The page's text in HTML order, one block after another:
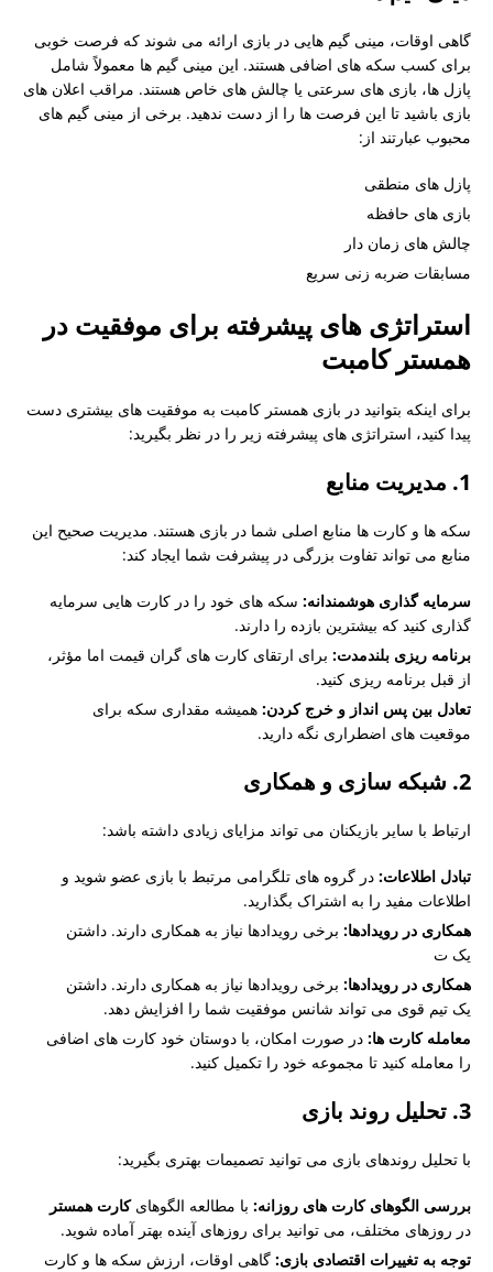
گاهی اوقات، مینی گیم هایی در بازی ارائه می شوند که فرصت خوبی
برای کسب سکه های اضافی هستند. این مینی گیم ها معمولاً شامل
پازل ها، بازی های سرعتی یا چالش های خاص هستند. مراقب اعلان های
بازی باشید تا این فرصت ها را از دست ندهید. برخی از مینی گیم های
محبوب عبارتند از:
پازل های منطقی
بازی های حافظه
چالش های زمان دار
مسابقات ضربه زنی سریع
استراتژی های پیشرفته برای موفقیت در
همستر کامبت
برای اینکه بتوانید در بازی همستر کامبت به موفقیت های بیشتری دست
پیدا کنید، استراتژی های پیشرفته زیر را در نظر بگیرید:
1. مدیریت منابع
سکه ها و کارت ها منابع اصلی شما در بازی هستند. مدیریت صحیح این
منابع می تواند تفاوت بزرگی در پیشرفت شما ایجاد کند:
سرمایه گذاری هوشمندانه: سکه های خود را در کارت هایی سرمایه
گذاری کنید که بیشترین بازده را دارند.
برنامه ریزی بلندمدت: برای ارتقای کارت های گران قیمت اما مؤثر،
از قبل برنامه ریزی کنید.
تعادل بین پس انداز و خرج کردن: همیشه مقداری سکه برای
موقعیت های اضطراری نگه دارید.
2. شبکه سازی و همکاری
ارتباط با سایر بازیکنان می تواند مزایای زیادی داشته باشد:
تبادل اطلاعات: در گروه های تلگرامی مرتبط با بازی عضو شوید و
اطلاعات مفید را به اشتراک بگذارید.
همکاری در رویدادها: برخی رویدادها نیاز به همکاری دارند. داشتن
یک ت
همکاری در رویدادها: برخی رویدادها نیاز به همکاری دارند. داشتن
یک تیم قوی می تواند شانس موفقیت شما را افزایش دهد.
معامله کارت ها: در صورت امکان، با دوستان خود کارت های اضافی
را معامله کنید تا مجموعه خود را تکمیل کنید.
3. تحلیل روند بازی
با تحلیل روندهای بازی می توانید تصمیمات بهتری بگیرید:
بررسی الگوهای کارت های روزانه: با مطالعه الگوهایکارت همستر
در روزهای مختلف، می توانید برای روزهای آینده بهتر آماده شوید.
توجه به تغییرات اقتصادی بازی: گاهی اوقات، ارزش سکه ها و کارت